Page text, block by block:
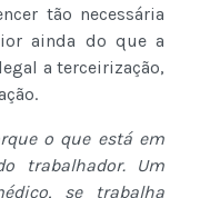
tão necessária
ainda do que a
a terceirização,
o que está em
trabalhador. Um
se trabalha